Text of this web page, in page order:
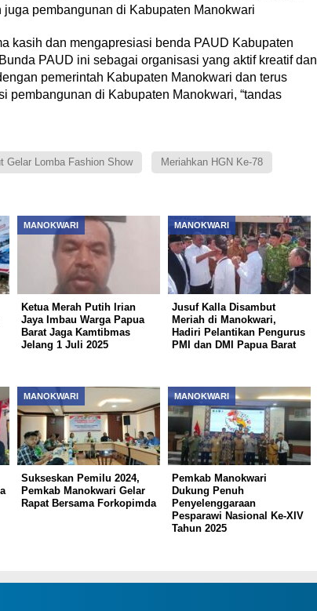
pembangunan di Kabupaten Manokwari
kasih dan mengapresiasi benda PAUD Kabupaten
PAUD ini sebagai organisasi yang aktif kreatif dan
pemerintah Kabupaten Manokwari dan terus
pembangunan di Kabupaten Manokwari, “tandas
Gelar Lomba Fashion Show Meriahkan HGN Ke-78
MANOKWARI
Ketua Merah Putih Irian
Jaya Imbau Warga Papua
Barat Jaga Kamtibmas
Jelang 1 Juli 2025
MANOKWARI
Jusuf Kalla Disambut
Meriah di Manokwari,
Hadiri Pelantikan Pengurus
PMI dan DMI Papua Barat
MANOKWARI
Sukseskan Pemilu 2024,
Pemkab Manokwari Gelar
Rapat Bersama Forkopimda
MANOKWARI
Pemkab Manokwari
Dukung Penuh
Penyelenggaraan
Pesparawi Nasional Ke-XIV
Tahun 2025